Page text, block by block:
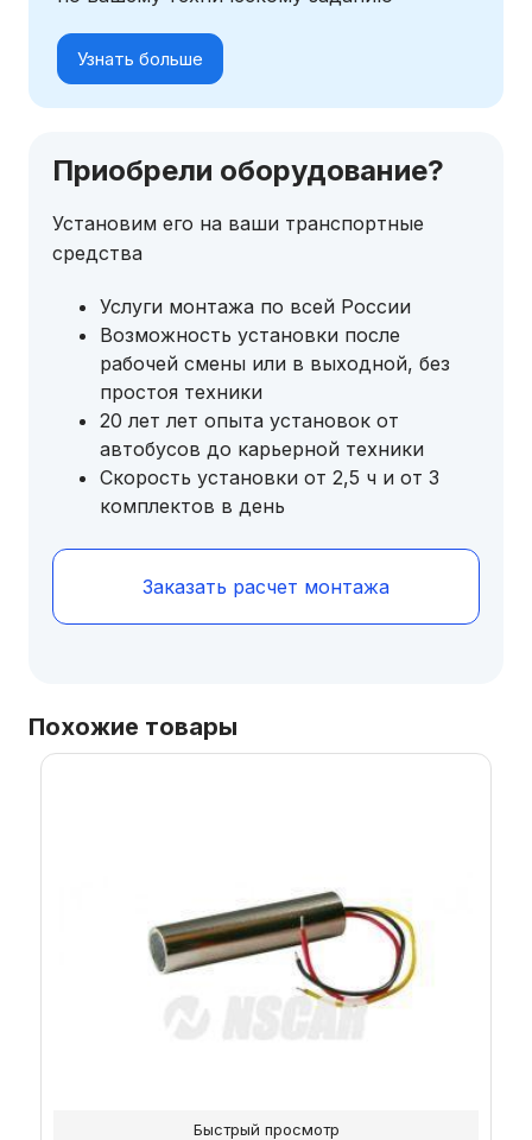
Узнать больше
Приобрели оборудование?
Установим его на ваши транспортные
средства
Услуги монтажа по всей России
Возможность установки после
рабочей смены или в выходной, без
простоя техники
20 лет лет опыта установок от
автобусов до карьерной техники
Скорость установки от 2,5 ч и от 3
комплектов в день
Заказать расчет монтажа
Похожие товары
Быстрый просмотр